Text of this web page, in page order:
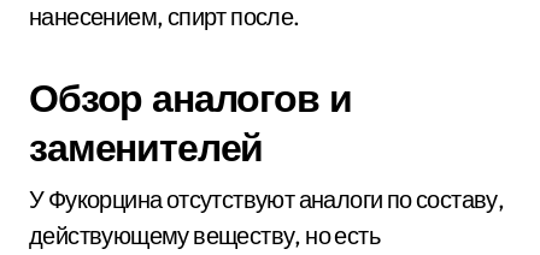
нанесением, спирт после.
Обзор аналогов и
заменителей
У Фукорцина отсутствуют аналоги по составу,
действующему веществу, но есть